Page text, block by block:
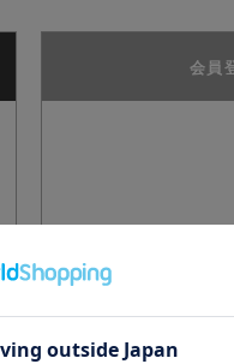
会員
GPPオンライン
は、こちらからお